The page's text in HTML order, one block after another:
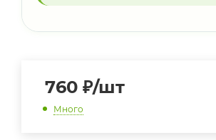
760 ₽/шт
Много